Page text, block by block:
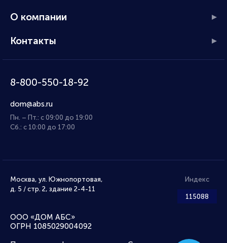
О компании
Контакты
8-800-550-18-92
dom@abs.ru
Пн. – Пт.: с 09:00 до 19:00
Сб.: с 10:00 до 17:00
Москва, ул. Южнопортовая,
д. 5 / стр. 2, здание 2-4-11
Индекс
115088
ООО «ДОМ АБС»
ОГРН 1085029004092